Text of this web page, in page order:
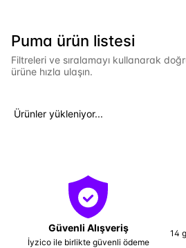
Puma ürün listesi
Filtreleri ve sıralamayı kullanarak
ürüne hızla ulaşın.
Ürünler yükleniyor...
Güvenli Alışveriş
İyzico ile birlikte güvenli ödeme
14